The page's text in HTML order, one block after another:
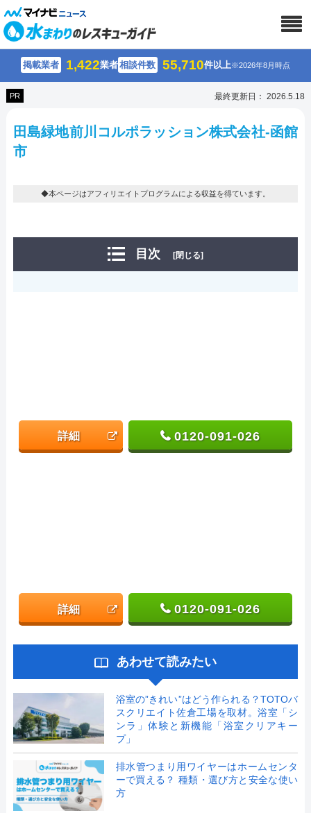
掲載業者 1,422業者相談件数 55,710件以上※2026年8月時点
PR 最終更新日： 2026.5.18
田島緑地前川コルポラッション株式会社-函館
市
◆本ページはアフィリエイトプログラムによる収益を得ています。
目次 [閉じる]
詳細 0120-091-026
詳細 0120-091-026
あわせて読みたい
浴室の”きれい”はどう作られる？TOTOバ
スクリエイト佐倉工場を取材。浴室「シ
ンラ」体験と新機能「浴室クリアキー
プ」
排水管つまり用ワイヤーはホームセンタ
ーで買える？ 種類・選び方と安全な使い
方